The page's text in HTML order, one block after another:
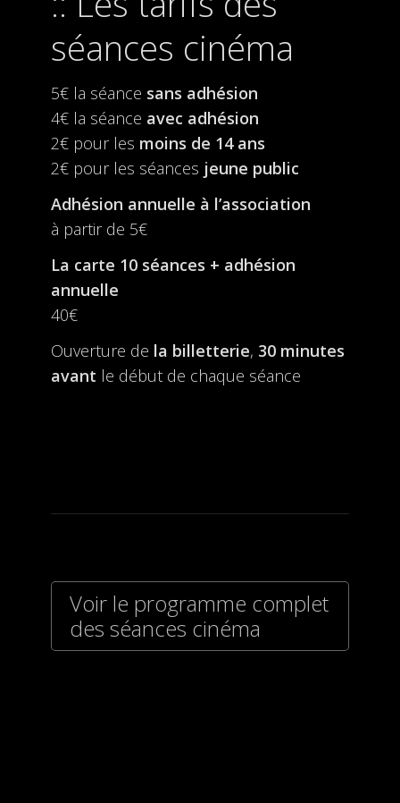
séances cinéma
5€ la séance sans adhésion
4€ la séance avec adhésion
2€ pour les moins de 14 ans
2€ pour les séances jeune public
Adhésion annuelle à l’association
à partir de 5€
La carte 10 séances + adhésion
annuelle
40€
Ouverture de la billetterie, 30 minutes
avant le début de chaque séance
Voir le programme complet
des séances cinéma